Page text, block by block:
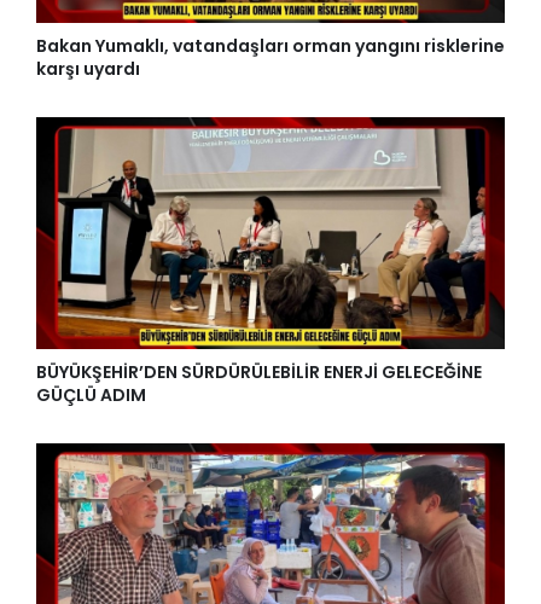
Bakan Yumaklı, vatandaşları orman yangını risklerine
karşı uyardı
BÜYÜKŞEHİR’DEN SÜRDÜRÜLEBİLİR ENERJİ GELECEĞİNE
GÜÇLÜ ADIM